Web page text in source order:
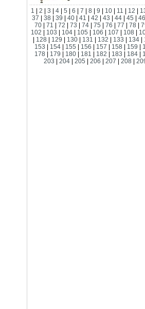
1 2 3 4 5 6 7 8 9 10 11 12
37
|38 |39 |40 |41 |42 |43 |44 |45 |
70
71 72 73 74 75 76 77 78
102
103 104 105 106 107 108
128 129 130 131 132 133 134
153
154 155 156 157 158 159
178
179 180 181 182 183 184
203
|204 |205 |206 |207 |208 |